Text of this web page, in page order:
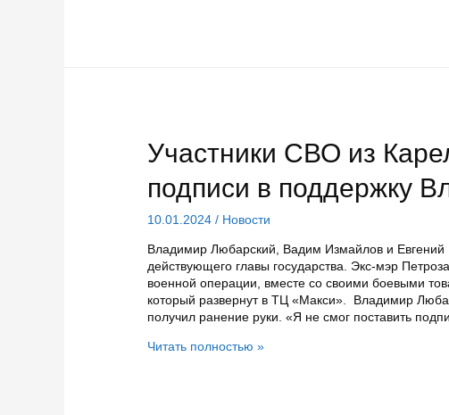
предпринимателей
Участники СВО из
подписи в поддержку
10.01.2024 / Новости
Владимир Любарский, Вадим Измайлов и
действующего главы государства. Экс-мэр
военной операции, вместе со своими боевыми
который развернут в ТЦ «Макси». Владимир
получил ранение руки. «Я не смог поставить
Участники
Читать полностью »